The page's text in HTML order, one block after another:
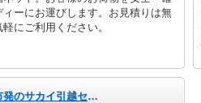
ィーにお運びします。お見積りは無
にご利用ください。
愛媛県今治市発のサカイ引越センター